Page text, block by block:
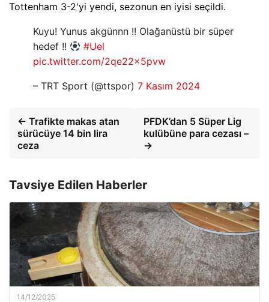
Tottenham 3-2'yi yendi, sezonun en iyisi seçildi.
Kuyu! Yunus akgünnn !! Olağanüstü bir süper
hedef !!
#Uel
pic.twitter.com/2qe22x5pvw
– TRT Sport (@ttspor) 7 Kasım 2024
← Trafikte makas atan
sürücüye 14 bin lira
ceza
PFDK’dan 5 Süper Lig
kulübüne para cezası –
→
Tavsiye Edilen Haberler
14/12/2025